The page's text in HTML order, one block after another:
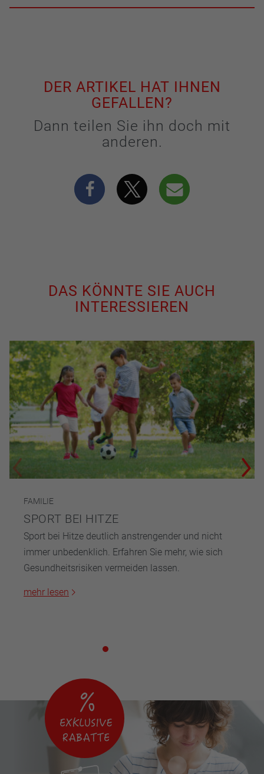
DER ARTIKEL HAT IHNEN
GEFALLEN?
Dann teilen Sie ihn doch mit
anderen.
DAS KÖNNTE SIE AUCH
INTERESSIEREN
FAMILIE
SPORT BEI HITZE
Sport bei Hitze deutlich anstrengender und nicht
immer unbedenklich. Erfahren Sie mehr, wie sich
Gesundheitsrisiken vermeiden lassen.
mehr lesen